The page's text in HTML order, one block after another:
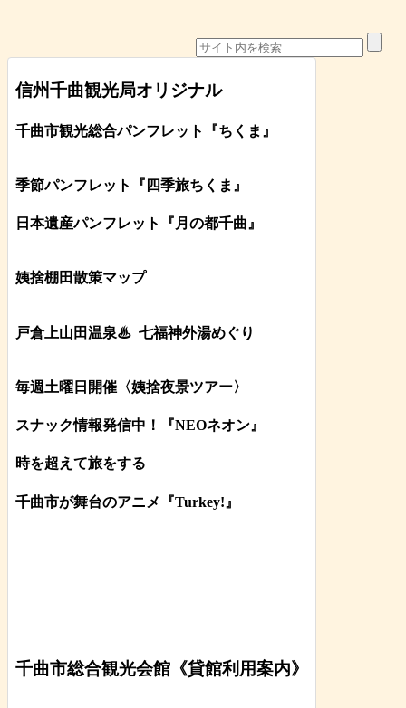
信州千曲観光局オリジナル
千曲市観光総合パンフレット 『ちくま 』
季節パンフレット『四季旅ちくま』
日本遺産パンフレット 『月の都千曲 』
姨捨棚田散策マップ
戸倉上山田温泉♨ 七福神外湯めぐり
毎週土曜日開催〈姨捨夜景ツアー〉
スナック情報発信中！『NEOネオン』
時を超えて旅をする
千曲市が舞台のアニメ『Turkey!』
千曲市総合観光会館《貸館利用案内》